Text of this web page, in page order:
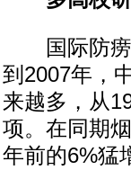
国际防痨
到2007年，
来越多，从
项。在同期
年前的6%猛